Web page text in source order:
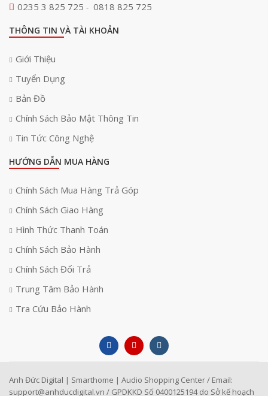
0235 3 825 725 - 0818 825 725
THÔNG TIN VÀ TÀI KHOẢN
Giới Thiệu
Tuyển Dụng
Bản Đồ
Chính Sách Bảo Mật Thông Tin
Tin Tức Công Nghệ
HƯỚNG DẪN MUA HÀNG
Chính Sách Mua Hàng Trả Góp
Chính Sách Giao Hàng
Hình Thức Thanh Toán
Chính Sách Bảo Hành
Chính Sách Đổi Trả
Trung Tâm Bảo Hành
Tra Cứu Bảo Hành
Anh Đức Digital | Smarthome | Audio Shopping Center / Email:
support@anhducdigital.vn / GPDKKD Số 0400125194 do Sở kế hoạch